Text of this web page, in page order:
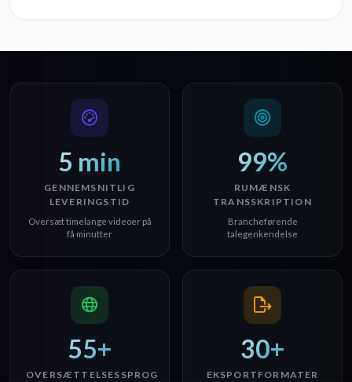
5 min
GENNEMSNITLIG
LEVERINGSTID
Oversæt timelange videoer på
få minutter
99%
RUMÆNSK
TRANSSKRIPTION
Brancheførende
talegenkendelse
55+
OVERSÆTTELSESSPROG
30+
EKSPORTFORMATER